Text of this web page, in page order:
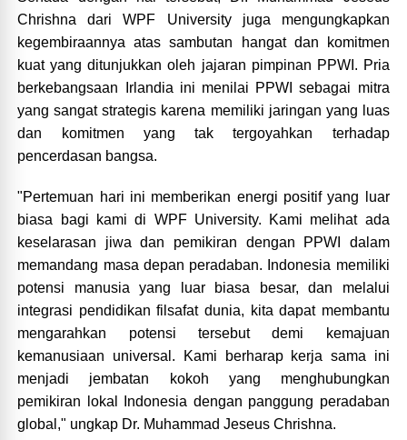
Chrishna dari WPF University juga mengungkapkan
kegembiraannya atas sambutan hangat dan komitmen
kuat yang ditunjukkan oleh jajaran pimpinan PPWI. Pria
berkebangsaan Irlandia ini menilai PPWI sebagai mitra
yang sangat strategis karena memiliki jaringan yang luas
dan komitmen yang tak tergoyahkan terhadap
pencerdasan bangsa.
"Pertemuan hari ini memberikan energi positif yang luar
biasa bagi kami di WPF University. Kami melihat ada
keselarasan jiwa dan pemikiran dengan PPWI dalam
memandang masa depan peradaban. Indonesia memiliki
potensi manusia yang luar biasa besar, dan melalui
integrasi pendidikan filsafat dunia, kita dapat membantu
mengarahkan potensi tersebut demi kemajuan
kemanusiaan universal. Kami berharap kerja sama ini
menjadi jembatan kokoh yang menghubungkan
pemikiran lokal Indonesia dengan panggung peradaban
global," ungkap Dr. Muhammad Jeseus Chrishna.